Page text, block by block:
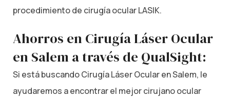
procedimiento de cirugía ocular LASIK.
Ahorros en Cirugía Láser Ocular
en Salem a través de QualSight:
Si está buscando Cirugía Láser Ocular en Salem, le
ayudaremos a encontrar el mejor cirujano ocular